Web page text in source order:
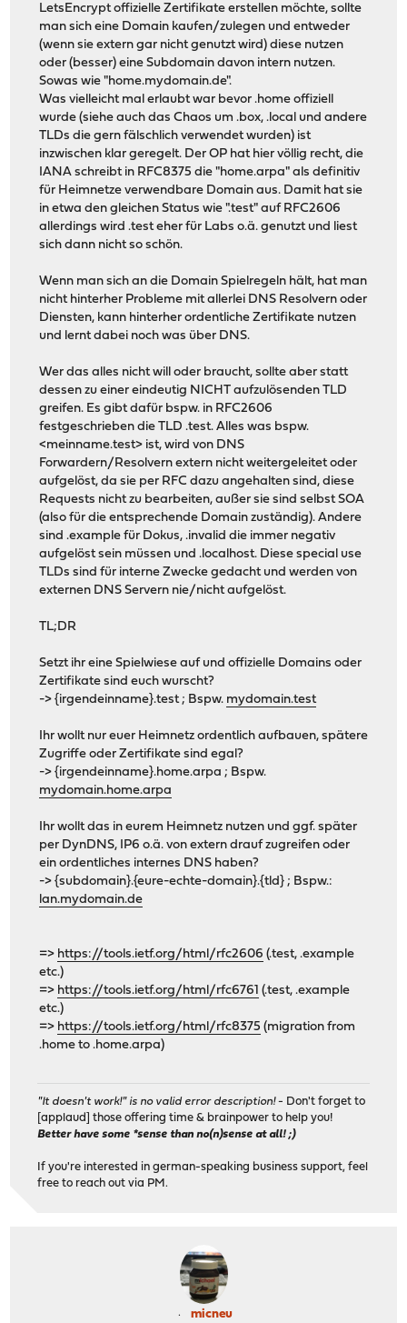
LetsEncrypt offizielle Zertifikate erstellen möchte, sollte
man sich eine Domain kaufen/zulegen und entweder
(wenn sie extern gar nicht genutzt wird) diese nutzen
oder (besser) eine Subdomain davon intern nutzen.
Sowas wie "home.mydomain.de".
Was vielleicht mal erlaubt war bevor .home offiziell
wurde (siehe auch das Chaos um .box, .local und andere
TLDs die gern fälschlich verwendet wurden) ist
inzwischen klar geregelt. Der OP hat hier völlig recht, die
IANA schreibt in RFC8375 die "home.arpa" als definitiv
für Heimnetze verwendbare Domain aus. Damit hat sie
in etwa den gleichen Status wie ".test" auf RFC2606
allerdings wird .test eher für Labs o.ä. genutzt und liest
sich dann nicht so schön.
Wenn man sich an die Domain Spielregeln hält, hat man
nicht hinterher Probleme mit allerlei DNS Resolvern oder
Diensten, kann hinterher ordentliche Zertifikate nutzen
und lernt dabei noch was über DNS.
Wer das alles nicht will oder braucht, sollte aber statt
dessen zu einer eindeutig NICHT aufzulösenden TLD
greifen. Es gibt dafür bspw. in RFC2606
festgeschrieben die TLD .test. Alles was bspw.
<meinname.test> ist, wird von DNS
Forwardern/Resolvern extern nicht weitergeleitet oder
aufgelöst, da sie per RFC dazu angehalten sind, diese
Requests nicht zu bearbeiten, außer sie sind selbst SOA
(also für die entsprechende Domain zuständig). Andere
sind .example für Dokus, .invalid die immer negativ
aufgelöst sein müssen und .localhost. Diese special use
TLDs sind für interne Zwecke gedacht und werden von
externen DNS Servern nie/nicht aufgelöst.
TL;DR
Setzt ihr eine Spielwiese auf und offizielle Domains oder
Zertifikate sind euch wurscht?
-> {irgendeinname}.test ; Bspw. mydomain.test
Ihr wollt nur euer Heimnetz ordentlich aufbauen, spätere
Zugriffe oder Zertifikate sind egal?
-> {irgendeinname}.home.arpa ; Bspw.
mydomain.home.arpa
Ihr wollt das in eurem Heimnetz nutzen und ggf. später
per DynDNS, IP6 o.ä. von extern drauf zugreifen oder
ein ordentliches internes DNS haben?
-> {subdomain}.{eure-echte-domain}.{tld} ; Bspw.:
lan.mydomain.de
=> https://tools.ietf.org/html/rfc2606 (.test, .example
etc.)
=> https://tools.ietf.org/html/rfc6761 (.test, .example
etc.)
=> https://tools.ietf.org/html/rfc8375 (migration from
.home to .home.arpa)
"It doesn't work!" is no valid error description!- Don't forget to
[applaud] those offering time & brainpower to help you!
Better have some *sense than no(n)sense at all! ;)
If you're interested in german-speaking business support, feel
free to reach out via PM.
micneu